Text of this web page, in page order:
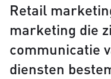
Retail
marketing die
communicatie
diensten